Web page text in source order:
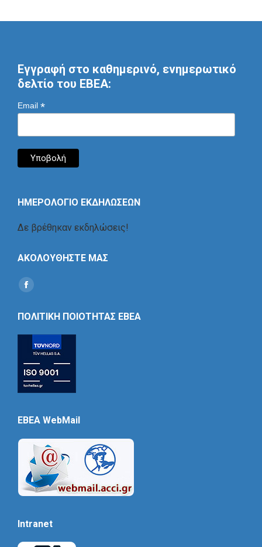
Εγγραφή στο καθημερινό, ενημερωτικό
δελτίο του ΕΒΕΑ:
Email *
ΗΜΕΡΟΛΟΓΙΟ ΕΚΔΗΛΩΣΕΩΝ
Δε βρέθηκαν εκδηλώσεις!
ΑΚΟΛΟΥΘΗΣΤΕ ΜΑΣ
Find us on:
Social
ΠΟΛΙΤΙΚΗ ΠΟΙΟΤΗΤΑΣ ΕΒΕΑ
EBEA WebMail
Intranet